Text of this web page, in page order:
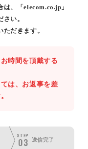
、「elecom.co.jp」
い。
だきます。
時間を頂戴する
は、お返事を差
STEP
03 送信完了